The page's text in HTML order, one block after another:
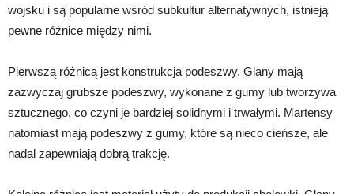
wojsku i są popularne wśród subkultur alternatywnych, istnieją
pewne różnice między nimi.
Pierwszą różnicą jest konstrukcja podeszwy. Glany mają
zazwyczaj grubsze podeszwy, wykonane z gumy lub tworzywa
sztucznego, co czyni je bardziej solidnymi i trwałymi. Martensy
natomiast mają podeszwy z gumy, które są nieco cieńsze, ale
nadal zapewniają dobrą trakcję.